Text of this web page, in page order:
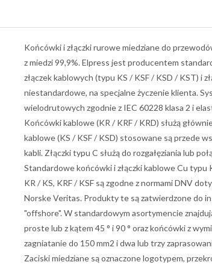
Końcówki i złączki rurowe miedziane do
z miedzi 99,9%. Elpress jest producentem
złączek kablowych (typu KS / KSF / KSD / KST) i
niestandardowe, na specjalne życzenie klienta.
wielodrutowych zgodnie z IEC 60228 klasa 2 i
Końcówki kablowe (KR / KRF / KRD) służą
kablowe (KS / KSF / KSD) stosowane są przede
kabli. Złączki typu C służą do rozgałęziania lub
Standardowe końcówki i złączki kablowe Cu typu
KR / KS, KRF / KSF są zgodne z normami DNV
Norske Veritas. Produkty te są zatwierdzone do
"offshore". W standardowym asortymencie
proste lub z kątem 45 ° i 90 ° oraz końcówki z
zagniatanie do 150 mm2 i dwa lub trzy
Zaciski miedziane są oznaczone logotypem,